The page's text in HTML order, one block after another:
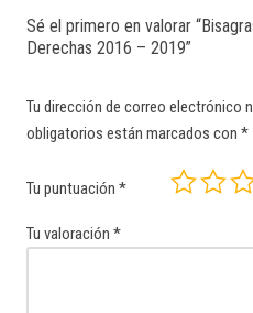
Sé el primero en valorar
Derechas 2016 – 2019”
Tu dirección de correo electrónico
obligatorios están marcados con *
Tu puntuación *
Tu valoración *